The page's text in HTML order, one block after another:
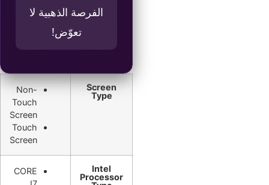
الفرصة الذهبية لا
تعوّض!
Screen
Type
Non-
Touch
Screen
Touch
Screen
Intel
Processor
CORE